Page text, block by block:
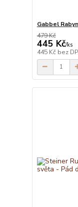
Gabbel
479 Kč
445 Kč/ks
445 Kč bez